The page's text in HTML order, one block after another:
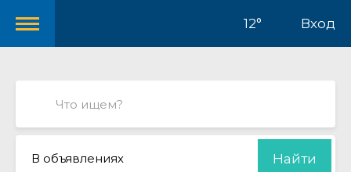
12° Вход
В объявлениях Найти